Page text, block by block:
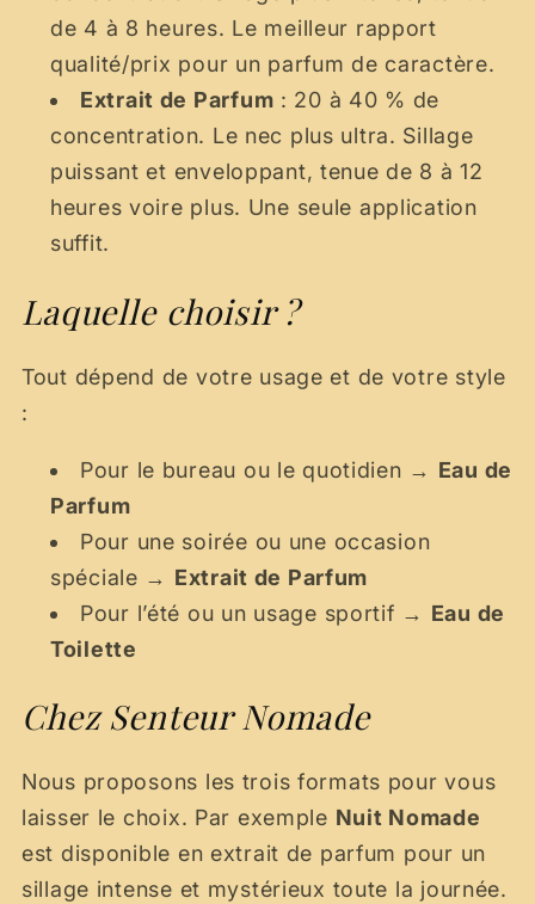
de 4 à 8 heures. Le meilleur rapport
qualité/prix pour un parfum de caractère.
Extrait de Parfum : 20 à 40 % de
concentration. Le nec plus ultra. Sillage
puissant et enveloppant, tenue de 8 à 12
heures voire plus. Une seule application
suffit.
Laquelle choisir ?
Tout dépend de votre usage et de votre style
:
Pour le bureau ou le quotidien → Eau de
Parfum
Pour une soirée ou une occasion
spéciale → Extrait de Parfum
Pour l’été ou un usage sportif → Eau de
Toilette
Chez Senteur Nomade
Nous proposons les trois formats pour vous
laisser le choix. Par exemple Nuit Nomade
est disponible en extrait de parfum pour un
sillage intense et mystérieux toute la journée.